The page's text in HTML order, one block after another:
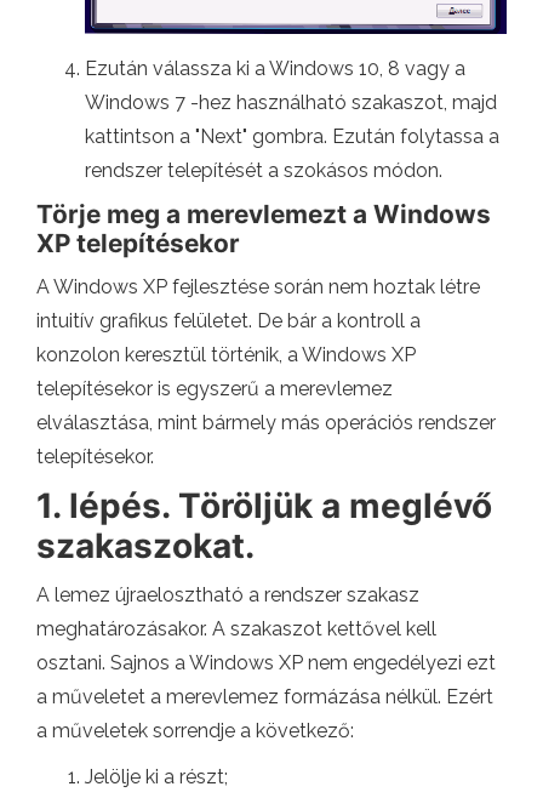
Ezután válassza ki a Windows 10, 8 vagy a
Windows 7 -hez használható szakaszot, majd
kattintson a "Next" gombra. Ezután folytassa a
rendszer telepítését a szokásos módon.
Törje meg a merevlemezt a Windows
XP telepítésekor
A Windows XP fejlesztése során nem hoztak létre
intuitív grafikus felületet. De bár a kontroll a
konzolon keresztül történik, a Windows XP
telepítésekor is egyszerű a merevlemez
elválasztása, mint bármely más operációs rendszer
telepítésekor.
1. lépés. Töröljük a meglévő
szakaszokat.
A lemez újraelosztható a rendszer szakasz
meghatározásakor. A szakaszot kettővel kell
osztani. Sajnos a Windows XP nem engedélyezi ezt
a műveletet a merevlemez formázása nélkül. Ezért
a műveletek sorrendje a következő:
Jelölje ki a részt;